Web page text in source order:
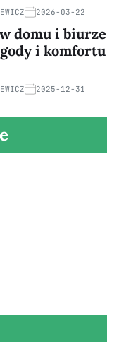
2026-03-22
domu i biurze
i komfortu
2025-12-31